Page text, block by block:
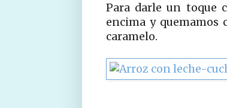
Para darle un toque
encima y quemamos
caramelo.